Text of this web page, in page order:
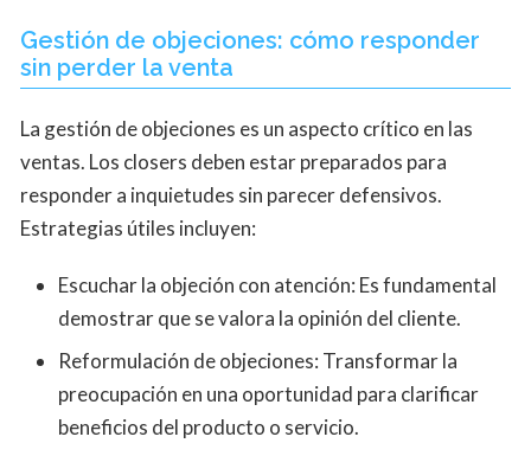
Gestión de objeciones: cómo responder
sin perder la venta
La gestión de objeciones es un aspecto crítico en las
ventas. Los closers deben estar preparados para
responder a inquietudes sin parecer defensivos.
Estrategias útiles incluyen:
Escuchar la objeción con atención: Es fundamental
demostrar que se valora la opinión del cliente.
Reformulación de objeciones: Transformar la
preocupación en una oportunidad para clarificar
beneficios del producto o servicio.